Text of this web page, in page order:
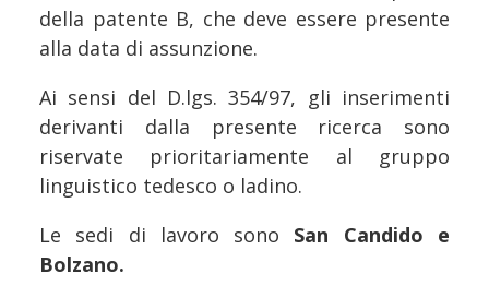
della patente B, che deve essere presente
alla data di assunzione.
Ai sensi del D.lgs. 354/97, gli inserimenti
derivanti dalla presente ricerca sono
riservate prioritariamente al gruppo
linguistico tedesco o ladino.
Le sedi di lavoro sono San Candido e
Bolzano.